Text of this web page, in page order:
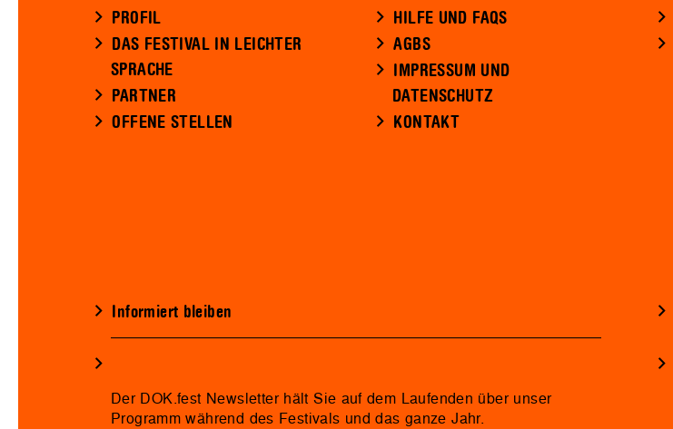
PROFIL
DAS FESTIVAL IN LEICHTER
SPRACHE
PARTNER
OFFENE STELLEN
HILFE UND FAQS
AGBS
IMPRESSUM UND
DATENSCHUTZ
KONTAKT
Informiert bleiben
Der DOK.fest Newsletter hält Sie auf dem Laufenden über unser
Programm während des Festivals und das ganze Jahr.